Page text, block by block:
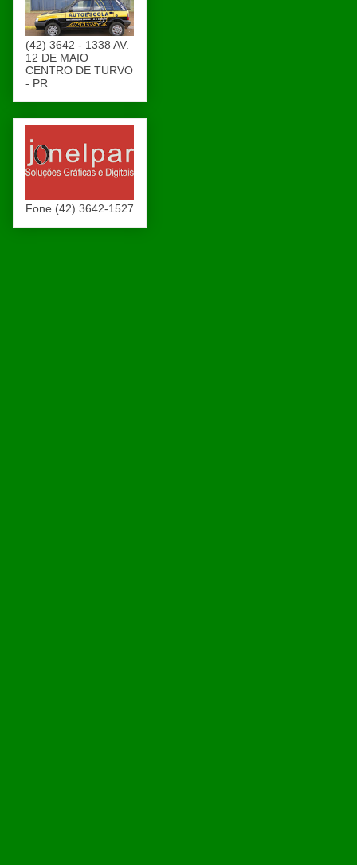
(42) 3642 - 1338 AV.
12 DE MAIO
CENTRO DE TURVO
- PR
Fone (42) 3642-1527